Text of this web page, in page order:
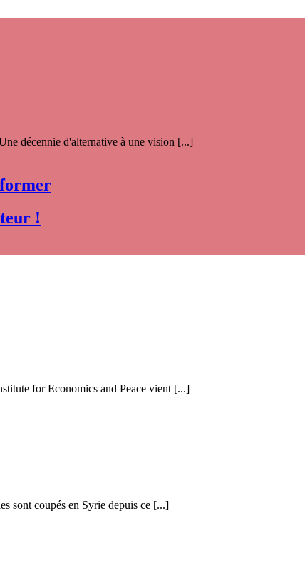
décennie d'alternative à une vision [...]
!
for Economics and Peace vient [...]
sont coupés en Syrie depuis ce [...]